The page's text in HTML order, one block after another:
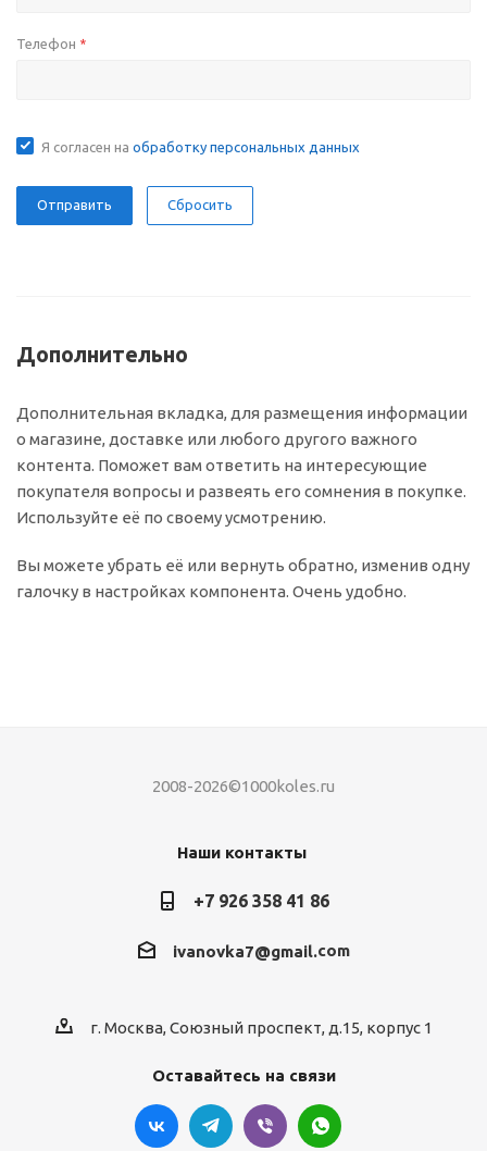
Телефон *
Я согласен на обработку персональных данных
Сбросить
Дополнительно
Дополнительная вкладка, для размещения информации
о магазине, доставке или любого другого важного
контента. Поможет вам ответить на интересующие
покупателя вопросы и развеять его сомнения в покупке.
Используйте её по своему усмотрению.
Вы можете убрать её или вернуть обратно, изменив одну
галочку в настройках компонента. Очень удобно.
2008-2026©1000koles.ru
Наши контакты
+7 926 358 41 86
ivanovka7@gmail.com
г. Москва, Союзный проспект, д.15, корпус 1
Оставайтесь на связи